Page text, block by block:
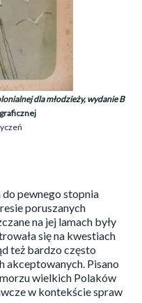
dla młodzieży, wydanie B
do pewnego stopnia
poruszanych
na jej lamach były
się na kwestiach
też bardzo często
akceptowanych. Pisano
wielkich Polaków
w kontekście spraw